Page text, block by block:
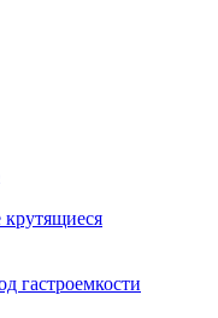
гастроемкости